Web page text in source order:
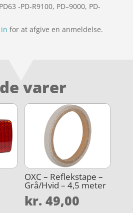
-PD-R9100, PD–9000, PD-
for at afgive en anmeldelse.
varer
OXC – Reflekstape –
Grå/Hvid – 4,5 meter
kr. 49,00